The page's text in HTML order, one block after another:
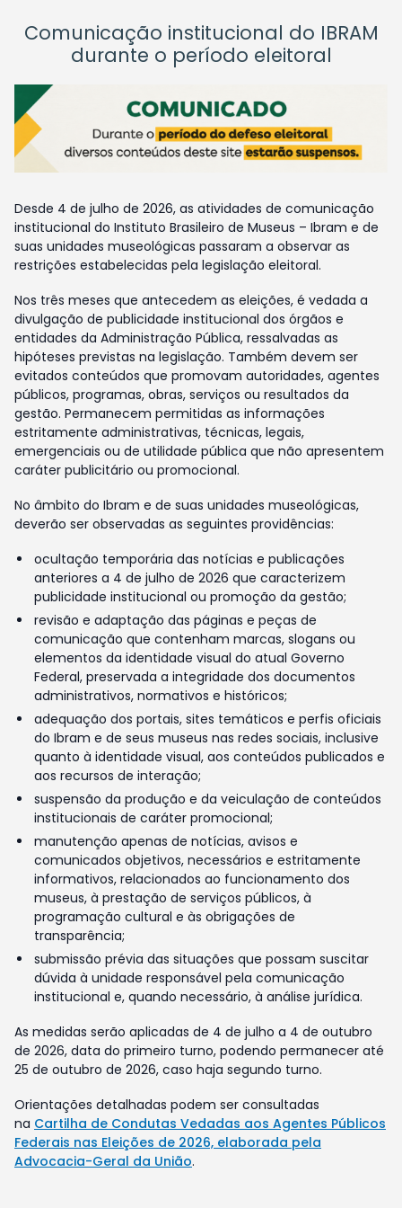
Comunicação institucional do IBRAM
durante o período eleitoral
Desde 4 de julho de 2026, as atividades de comunicação
institucional do Instituto Brasileiro de Museus – Ibram e de
suas unidades museológicas passaram a observar as
restrições estabelecidas pela legislação eleitoral.
Nos três meses que antecedem as eleições, é vedada a
divulgação de publicidade institucional dos órgãos e
entidades da Administração Pública, ressalvadas as
hipóteses previstas na legislação. Também devem ser
evitados conteúdos que promovam autoridades, agentes
públicos, programas, obras, serviços ou resultados da
gestão. Permanecem permitidas as informações
estritamente administrativas, técnicas, legais,
emergenciais ou de utilidade pública que não apresentem
caráter publicitário ou promocional.
No âmbito do Ibram e de suas unidades museológicas,
deverão ser observadas as seguintes providências:
ocultação temporária das notícias e publicações
anteriores a 4 de julho de 2026 que caracterizem
publicidade institucional ou promoção da gestão;
revisão e adaptação das páginas e peças de
comunicação que contenham marcas, slogans ou
elementos da identidade visual do atual Governo
Federal, preservada a integridade dos documentos
administrativos, normativos e históricos;
adequação dos portais, sites temáticos e perfis oficiais
do Ibram e de seus museus nas redes sociais, inclusive
quanto à identidade visual, aos conteúdos publicados e
aos recursos de interação;
suspensão da produção e da veiculação de conteúdos
institucionais de caráter promocional;
manutenção apenas de notícias, avisos e
comunicados objetivos, necessários e estritamente
informativos, relacionados ao funcionamento dos
museus, à prestação de serviços públicos, à
programação cultural e às obrigações de
transparência;
submissão prévia das situações que possam suscitar
dúvida à unidade responsável pela comunicação
institucional e, quando necessário, à análise jurídica.
As medidas serão aplicadas de 4 de julho a 4 de outubro
de 2026, data do primeiro turno, podendo permanecer até
25 de outubro de 2026, caso haja segundo turno.
Orientações detalhadas podem ser consultadas
na Cartilha de Condutas Vedadas aos Agentes Públicos
Federais nas Eleições de 2026, elaborada pela
Advocacia-Geral da União.